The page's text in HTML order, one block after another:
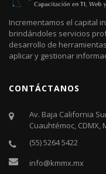
Incrementamos el capital
brindándoles servicios
desarrollo de
aplicar y gestionar
CONTÁCTANOS
Av. Baja California
Cuauhtémoc, CDMX,
(55) 5264 5422
info@kmmx.mx